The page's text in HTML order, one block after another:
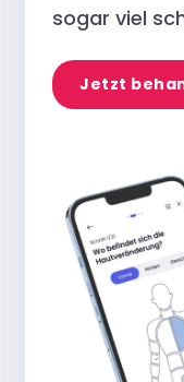
sogar viel
Jetzt